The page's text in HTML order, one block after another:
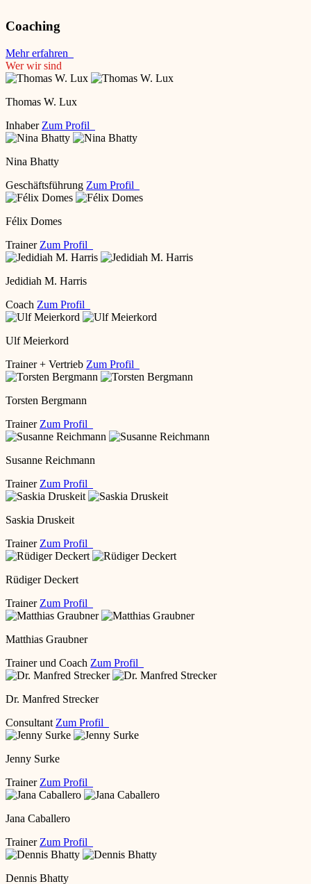
Coaching
Mehr erfahren
Wer wir sind
Thomas W. Lux
Inhaber Zum Profil
Nina Bhatty
Geschäftsführung Zum Profil
Félix Domes
Trainer Zum Profil
Jedidiah M. Harris
Coach Zum Profil
Ulf Meierkord
Trainer + Vertrieb Zum Profil
Torsten Bergmann
Trainer Zum Profil
Susanne Reichmann
Trainer Zum Profil
Saskia Druskeit
Trainer Zum Profil
Rüdiger Deckert
Trainer Zum Profil
Matthias Graubner
Trainer und Coach Zum Profil
Dr. Manfred Strecker
Consultant Zum Profil
Jenny Surke
Trainer Zum Profil
Jana Caballero
Trainer Zum Profil
Dennis Bhatty